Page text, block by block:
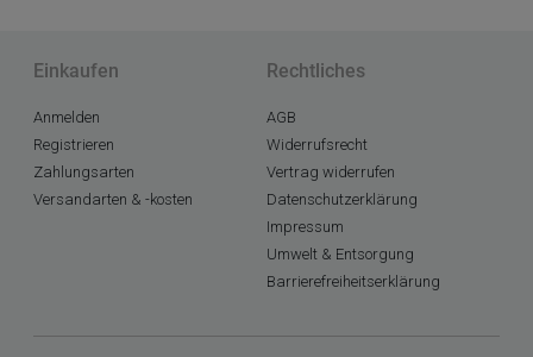
Einkaufen
Anmelden
Registrieren
Zahlungsarten
Versandarten & -kosten
Rechtliches
AGB
Widerrufsrecht
Vertrag widerrufen
Datenschutzerklärung
Impressum
Umwelt & Entsorgung
Barrierefreiheitserklärung